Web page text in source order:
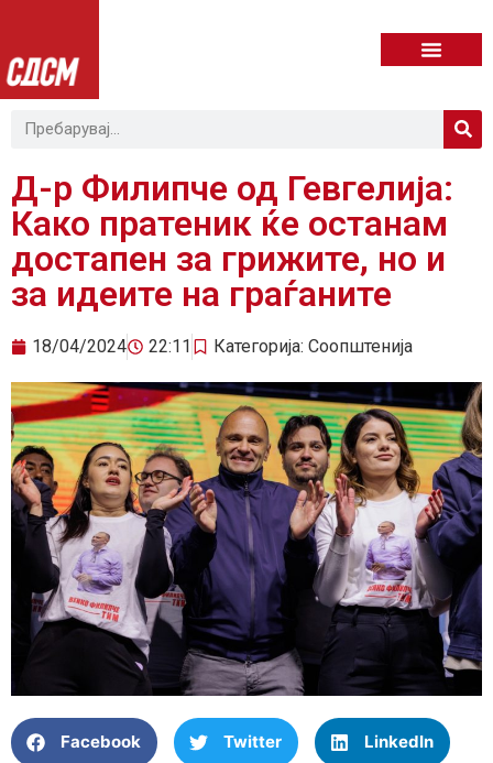
Д-р Филипче од Гевгелија:
Како пратеник ќе останам
достапен за грижите, но и
за идеите на граѓаните
18/04/2024 22:11 Категорија: Соопштенија
Facebook Twitter LinkedIn